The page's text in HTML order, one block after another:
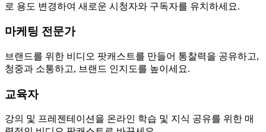
로 용도 변경하여 새로운 시청자와 구독자를 유치하세요.
마케팅 전문가
브랜드를 위한 비디오 팟캐스트를 만들어 통찰력을 공유하고,
청중과 소통하고, 브랜드 인지도를 높이세요.
교육자
강의 및 프레젠테이션을 온라인 학습 및 지식 공유를 위한 매